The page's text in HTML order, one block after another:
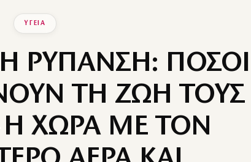
ΥΓΕΙΑ
ΡΥΠΑΝΣΗ: ΠΟΣΟΙ
ΤΗ ΖΩΗ ΤΟΥΣ
Η ΧΩΡΑ ΜΕ ΤΟΝ